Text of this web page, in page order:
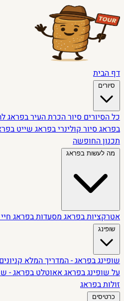
דף הבית
סיורים
כל הסיוריםסיור הכרת העיר בפראג
בפראגסיור קולינרי בפראגשייט
תכנון החופשה
מה לעשות בפראג
אטרקציות בפראגמסעדות בפראג
שופינג
שופינג בפראג - המדריך המלא
על שופינג בפראגאאוטלט בפראג -
זולות בפראג
כרטיסים